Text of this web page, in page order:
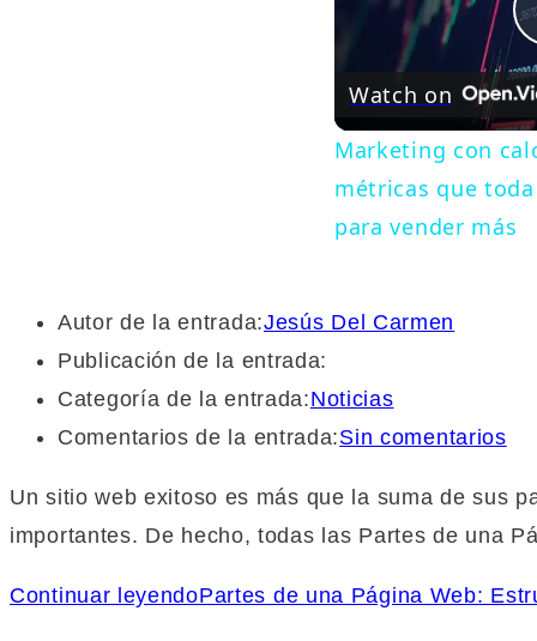
Watch on
Marketing con
métricas que
para vender más
Autor de la entrada:Jesús Del Carmen
Publicación de la entrada:
Categoría de la entrada:Noticias
Comentarios de la entrada:Sin comentarios
Un sitio web exitoso es más que la suma de sus
importantes. De hecho, todas las Partes de una
Continuar leyendoPartes de una Página Web: